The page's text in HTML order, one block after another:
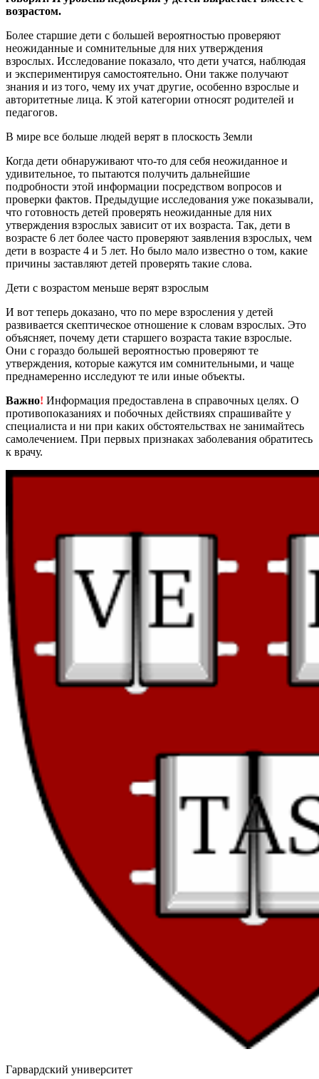
возрастом.
Более старшие дети с большей вероятностью проверяют
неожиданные и сомнительные для них утверждения
взрослых. Исследование показало, что дети учатся, наблюдая
и экспериментируя самостоятельно. Они также получают
знания и из того, чему их учат другие, особенно взрослые и
авторитетные лица. К этой категории относят родителей и
педагогов.
В мире все больше людей верят в плоскость Земли
Когда дети обнаруживают что-то для себя неожиданное и
удивительное, то пытаются получить дальнейшие
подробности этой информации посредством вопросов и
проверки фактов. Предыдущие исследования уже показывали,
что готовность детей проверять неожиданные для них
утверждения взрослых зависит от их возраста. Так, дети в
возрасте 6 лет более часто проверяют заявления взрослых, чем
дети в возрасте 4 и 5 лет. Но было мало известно о том, какие
причины заставляют детей проверять такие слова.
Дети с возрастом меньше верят взрослым
И вот теперь доказано, что по мере взросления у детей
развивается скептическое отношение к словам взрослых. Это
объясняет, почему дети старшего возраста такие взрослые.
Они с гораздо большей вероятностью проверяют те
утверждения, которые кажутся им сомнительными, и чаще
преднамеренно исследуют те или иные объекты.
Важно! Информация предоставлена в справочных целях. О
противопоказаниях и побочных действиях спрашивайте у
специалиста и ни при каких обстоятельствах не занимайтесь
самолечением. При первых признаках заболевания обратитесь
к врачу.
Гарвардский университет